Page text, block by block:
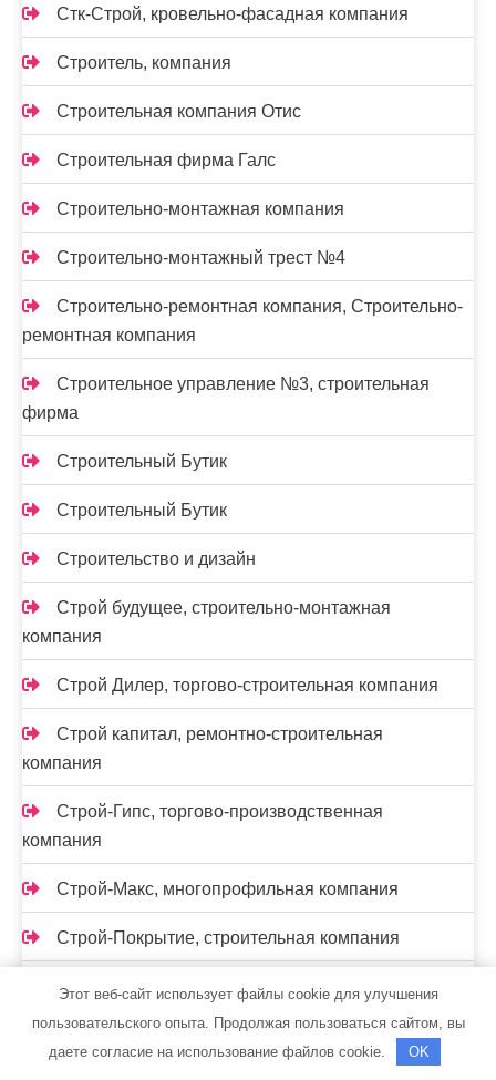
Стк-Строй, кровельно-фасадная компания
Строитель, компания
Строительная компания Отис
Строительная фирма Галс
Строительно-монтажная компания
Строительно-монтажный трест №4
Строительно-ремонтная компания, Строительно-
ремонтная компания
Строительное управление №3, строительная
фирма
Строительный Бутик
Строительный Бутик
Строительство и дизайн
Строй будущее, строительно-монтажная
компания
Строй Дилер, торгово-строительная компания
Строй капитал, ремонтно-строительная
компания
Строй-Гипс, торгово-производственная
компания
Строй-Макс, многопрофильная компания
Строй-Покрытие, строительная компания
СтройАрсенал, торгово-строительная компания
Стройгарант, ремонтно-строительная компания
Этот веб-сайт использует файлы cookie для улучшения
пользовательского опыта. Продолжая пользоваться сайтом, вы
даете согласие на использование файлов cookie.
OK